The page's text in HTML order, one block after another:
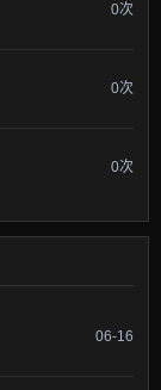
0次
0次
0次
06-16